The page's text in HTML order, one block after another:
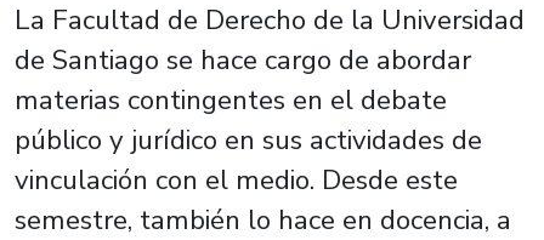
La Facultad de Derecho de la Universidad
de Santiago se hace cargo de abordar
materias contingentes en el debate
público y jurídico en sus actividades de
vinculación con el medio. Desde este
semestre, también lo hace en docencia, a